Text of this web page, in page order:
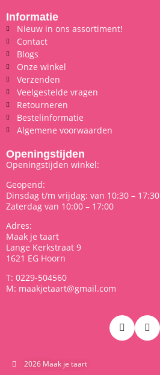
Informatie
Nieuw in ons assortiment!
Contact
Blogs
Onze winkel
Verzenden
Veelgestelde vragen
Retourneren
Bestelinformatie
Algemene voorwaarden
Openingstijden
Openingstijden winkel:
Geopend:
Dinsdag t/m vrijdag: van 10:30 – 17:30
Zaterdag van 10:00 – 17:00
Adres:
Maak je taart
Lange Kerkstraat 9
1621 EG Hoorn
T: 0229-504560
M: maakjetaart@gmail.com
2026 Maak je taart